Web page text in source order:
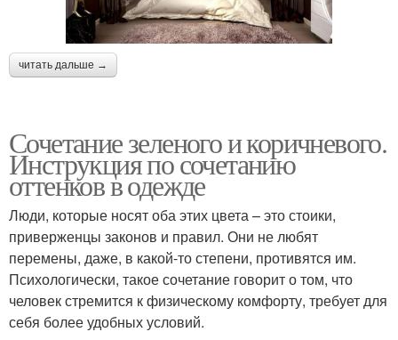
читать дальше →
Сочетание зеленого и коричневого.
Инструкция по сочетанию
оттенков в одежде
Люди, которые носят оба этих цвета – это стоики,
приверженцы законов и правил. Они не любят
перемены, даже, в какой-то степени, противятся им.
Психологически, такое сочетание говорит о том, что
человек стремится к физическому комфорту, требует для
себя более удобных условий.